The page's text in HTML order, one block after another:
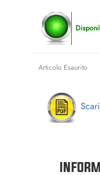
Articolo Esaurito